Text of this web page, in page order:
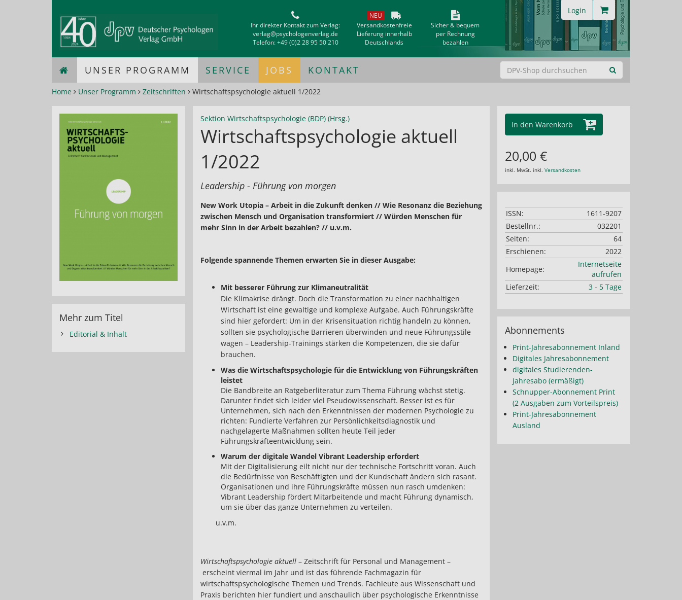
Ihr direkter Kontakt zum Verlag:
verlag@psychologenverlag.de
Telefon:+49 (0)2 28 95 50 210
NEU
Versandkostenfreie
Lieferung innerhalb
Deutschlands
Sicher & bequem
per Rechnung
bezahlen
Login
UNSER PROGRAMM SERVICE JOBS KONTAKT
Home Unser Programm Zeitschriften Wirtschaftspsychologie aktuell 1/2022
Mehr zum Titel
Editorial & Inhalt
Sektion Wirtschaftspsychologie (BDP) (Hrsg.)
Wirtschaftspsychologie aktuell
1/2022
Leadership - Führung von morgen
New Work Utopia – Arbeit in die Zukunft denken // Wie Resonanz die Beziehung
zwischen Mensch und Organisation transformiert // Würden Menschen für
mehr Sinn in der Arbeit bezahlen? // u.v.m.
Folgende spannende Themen erwarten Sie in dieser Ausgabe:
Mit besserer Führung zur Klimaneutralität
Die Klimakrise drängt. Doch die Transformation zu einer nachhaltigen
Wirtschaft ist eine gewaltige und komplexe Aufgabe. Auch Führungskräfte
sind hier gefordert: Um in der Krisensituation richtig handeln zu können,
sollten sie psychologische Barrieren überwinden und neue Führungsstile
wagen – Leadership-Trainings stärken die Kompetenzen, die sie dafür
brauchen.
Was die Wirtschaftspsychologie für die Entwicklung von Führungskräften
leistet
Die Bandbreite an Ratgeberliteratur zum Thema Führung wächst stetig.
Darunter findet sich leider viel Pseudowissenschaft. Besser ist es für
Unternehmen, sich nach den Erkenntnissen der modernen Psychologie zu
richten: Fundierte Verfahren zur Persönlichkeitsdiagnostik und
nachgelagerte Maßnahmen sollten heute Teil jeder
Führungskräfteentwicklung sein.
Warum der digitale Wandel Vibrant Leadership erfordert
Mit der Digitalisierung eilt nicht nur der technische Fortschritt voran. Auch
die Bedürfnisse von Beschäftigten und der Kundschaft ändern sich rasant.
Organisationen und ihre Führungskräfte müssen nun rasch umdenken:
Vibrant Leadership fördert Mitarbeitende und macht Führung dynamisch,
um sie über das ganze Unternehmen zu verteilen.
u.v.m.
Wirtschaftspsychologie aktuell– Zeitschrift für Personal und Management –
erscheint viermal im Jahr und ist das führende Fachmagazin für
wirtschaftspsychologische Themen und Trends. Fachleute aus Wissenschaft und
Praxis berichten hier fundiert und anschaulich über psychologische Erkenntnisse
In den Warenkorb
20,00 €
inkl. MwSt. inkl. Versandkosten
ISSN:
1611-9207
Bestellnr.:
032201
Seiten:
64
Erschienen:
2022
Homepage:
Internetseite
aufrufen
Lieferzeit:
3 - 5 Tage
Abonnements
Print-Jahresabonnement Inland
Digitales Jahresabonnement
digitales Studierenden-
Jahresabo (ermäßigt)
Schnupper-Abonnement Print
(2 Ausgaben zum Vorteilspreis)
Print-Jahresabonnement
Ausland